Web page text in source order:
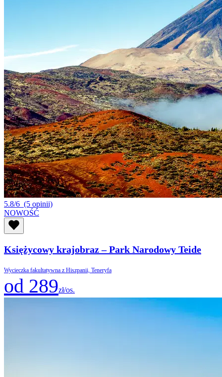
5.8/6 (5 opinii)
NOWOŚĆ
Księżycowy krajobraz – Park Narodowy Teide
Wycieczka fakultatywna z Hiszpanii, Teneryfa
od 289zł/os.